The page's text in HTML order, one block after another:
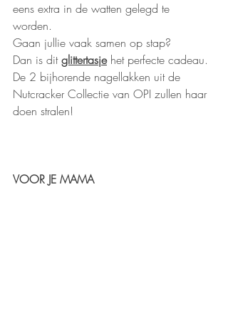
eens extra in de watten gelegd te
worden.
Gaan jullie vaak samen op stap?
Dan is dit glittertasje het perfecte cadeau.
De 2 bijhorende nagellakken uit de
Nutcracker Collectie van OPI zullen haar
doen stralen!
VOOR JE MAMA